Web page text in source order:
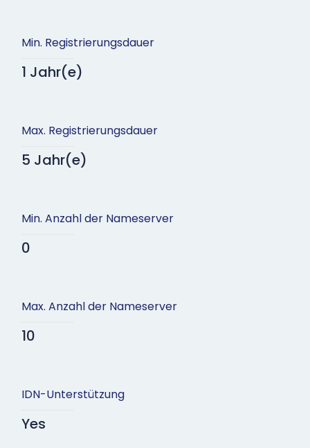
Min. Registrierungsdauer
1 Jahr(e)
Max. Registrierungsdauer
5 Jahr(e)
Min. Anzahl der Nameserver
0
Max. Anzahl der Nameserver
10
IDN-Unterstützung
Yes